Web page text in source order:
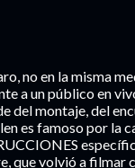
no en la misma
a un público en
del montaje, del
es famoso por la
que volvió a filmar